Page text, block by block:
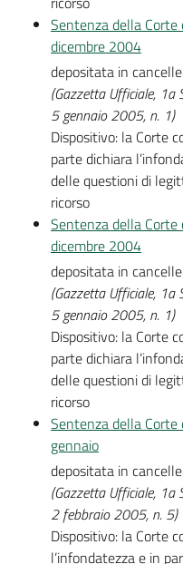
Sentenza della
dicembre 2004
depositata in
(Gazzetta Ufficiale, 1a
5 gennaio 2005, n. 1)
Dispositivo: la Corte
parte dichiara
delle questioni di
ricorso
Sentenza della
dicembre 2004
depositata in
(Gazzetta Ufficiale, 1a
5 gennaio 2005, n. 1)
Dispositivo: la Corte
parte dichiara
delle questioni di
ricorso
Sentenza della
gennaio
depositata in
(Gazzetta Ufficiale, 1a
2 febbraio 2005, n. 5)
Dispositivo: la Corte
l’infondatezza e in